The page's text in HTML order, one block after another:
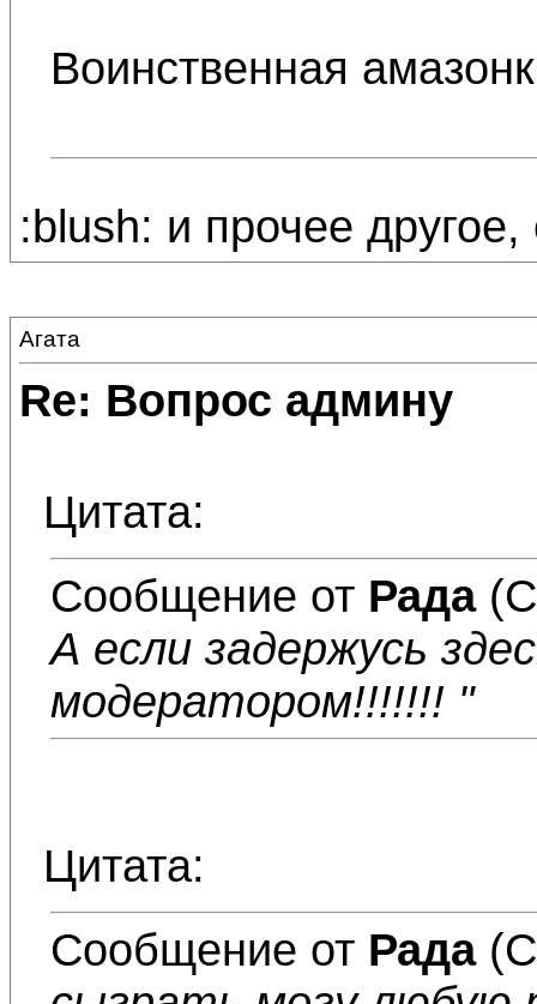
Воинственная
:blush: и прочее
Агата
Re: Вопрос админу
Цитата:
Сообщение от Рада
А если задержусь
модератором!!!!!!! "
Цитата:
Сообщение от Рада